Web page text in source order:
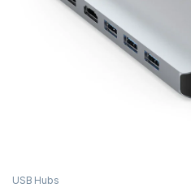
USB Hubs